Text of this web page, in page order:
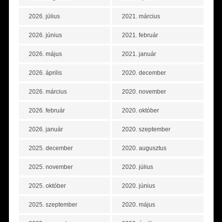
2026. július
2026. június
2026. május
2026. április
2026. március
2026. február
2026. január
2025. december
2025. november
2025. október
2025. szeptember
2021. március
2021. február
2021. január
2020. december
2020. november
2020. október
2020. szeptember
2020. augusztus
2020. július
2020. június
2020. május